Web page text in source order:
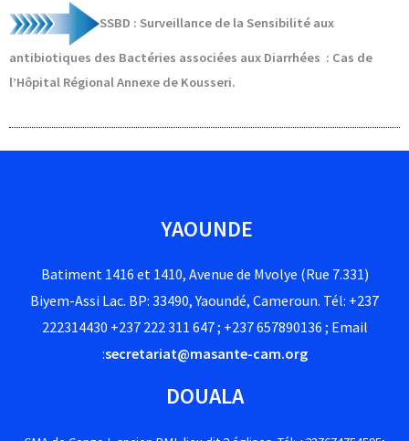
SSBD : Surveillance de la Sensibilité aux
antibiotiques des Bactéries associées aux Diarrhées : Cas de
l’Hôpital Régional Annexe de Kousseri.
YAOUNDE
Batiment 1416 et 1410, Avenue de Mvolye (Rue 7.331)
Biyem-Assi Lac. BP: 33490, Yaoundé, Cameroun. Tél: +237
222314430 +237 222 311 647 ; +237 657890136 ; Email
:secretariat@masante-cam.org
DOUALA